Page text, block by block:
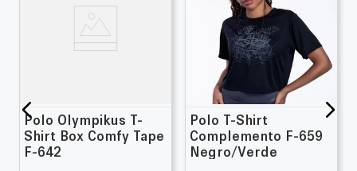
Polo Olympikus T-
Shirt Box Comfy Tape
F-642
Polo T-Shirt
Complemento F-659
Negro/Verde